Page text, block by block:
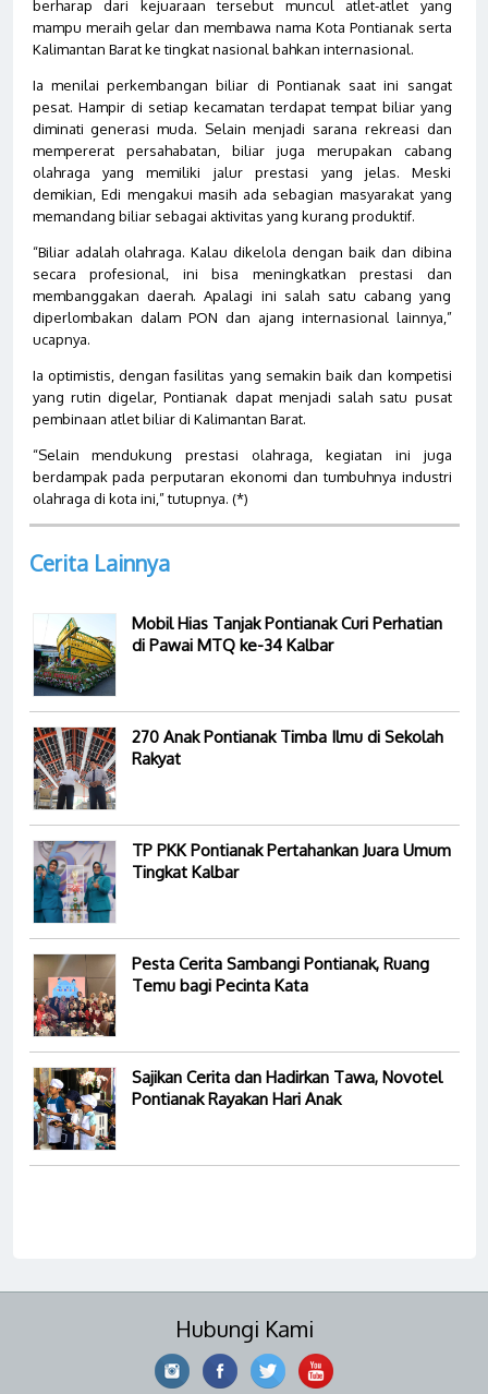
berharap dari kejuaraan tersebut muncul atlet-atlet yang
mampu meraih gelar dan membawa nama Kota Pontianak serta
Kalimantan Barat ke tingkat nasional bahkan internasional.
Ia menilai perkembangan biliar di Pontianak saat ini sangat
pesat. Hampir di setiap kecamatan terdapat tempat biliar yang
diminati generasi muda. Selain menjadi sarana rekreasi dan
mempererat persahabatan, biliar juga merupakan cabang
olahraga yang memiliki jalur prestasi yang jelas. Meski
demikian, Edi mengakui masih ada sebagian masyarakat yang
memandang biliar sebagai aktivitas yang kurang produktif.
“Biliar adalah olahraga. Kalau dikelola dengan baik dan dibina
secara profesional, ini bisa meningkatkan prestasi dan
membanggakan daerah. Apalagi ini salah satu cabang yang
diperlombakan dalam PON dan ajang internasional lainnya,”
ucapnya.
Ia optimistis, dengan fasilitas yang semakin baik dan kompetisi
yang rutin digelar, Pontianak dapat menjadi salah satu pusat
pembinaan atlet biliar di Kalimantan Barat.
“Selain mendukung prestasi olahraga, kegiatan ini juga
berdampak pada perputaran ekonomi dan tumbuhnya industri
olahraga di kota ini,” tutupnya. (*)
Cerita Lainnya
Mobil Hias Tanjak Pontianak Curi Perhatian
di Pawai MTQ ke-34 Kalbar
270 Anak Pontianak Timba Ilmu di Sekolah
Rakyat
TP PKK Pontianak Pertahankan Juara Umum
Tingkat Kalbar
Pesta Cerita Sambangi Pontianak, Ruang
Temu bagi Pecinta Kata
Sajikan Cerita dan Hadirkan Tawa, Novotel
Pontianak Rayakan Hari Anak
Hubungi Kami